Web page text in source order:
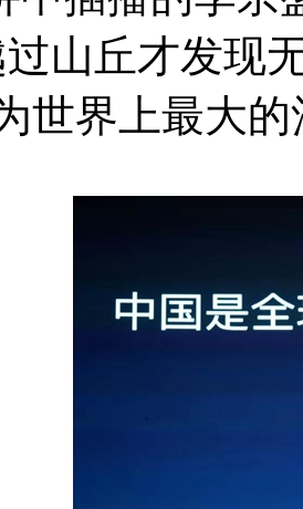
山丘才发现
世界上最大